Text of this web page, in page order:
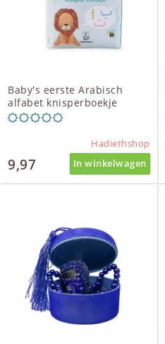
Baby's eerste Arabisch
alfabet knisperboekje
Hadiethshop
9,97 In winkelwagen